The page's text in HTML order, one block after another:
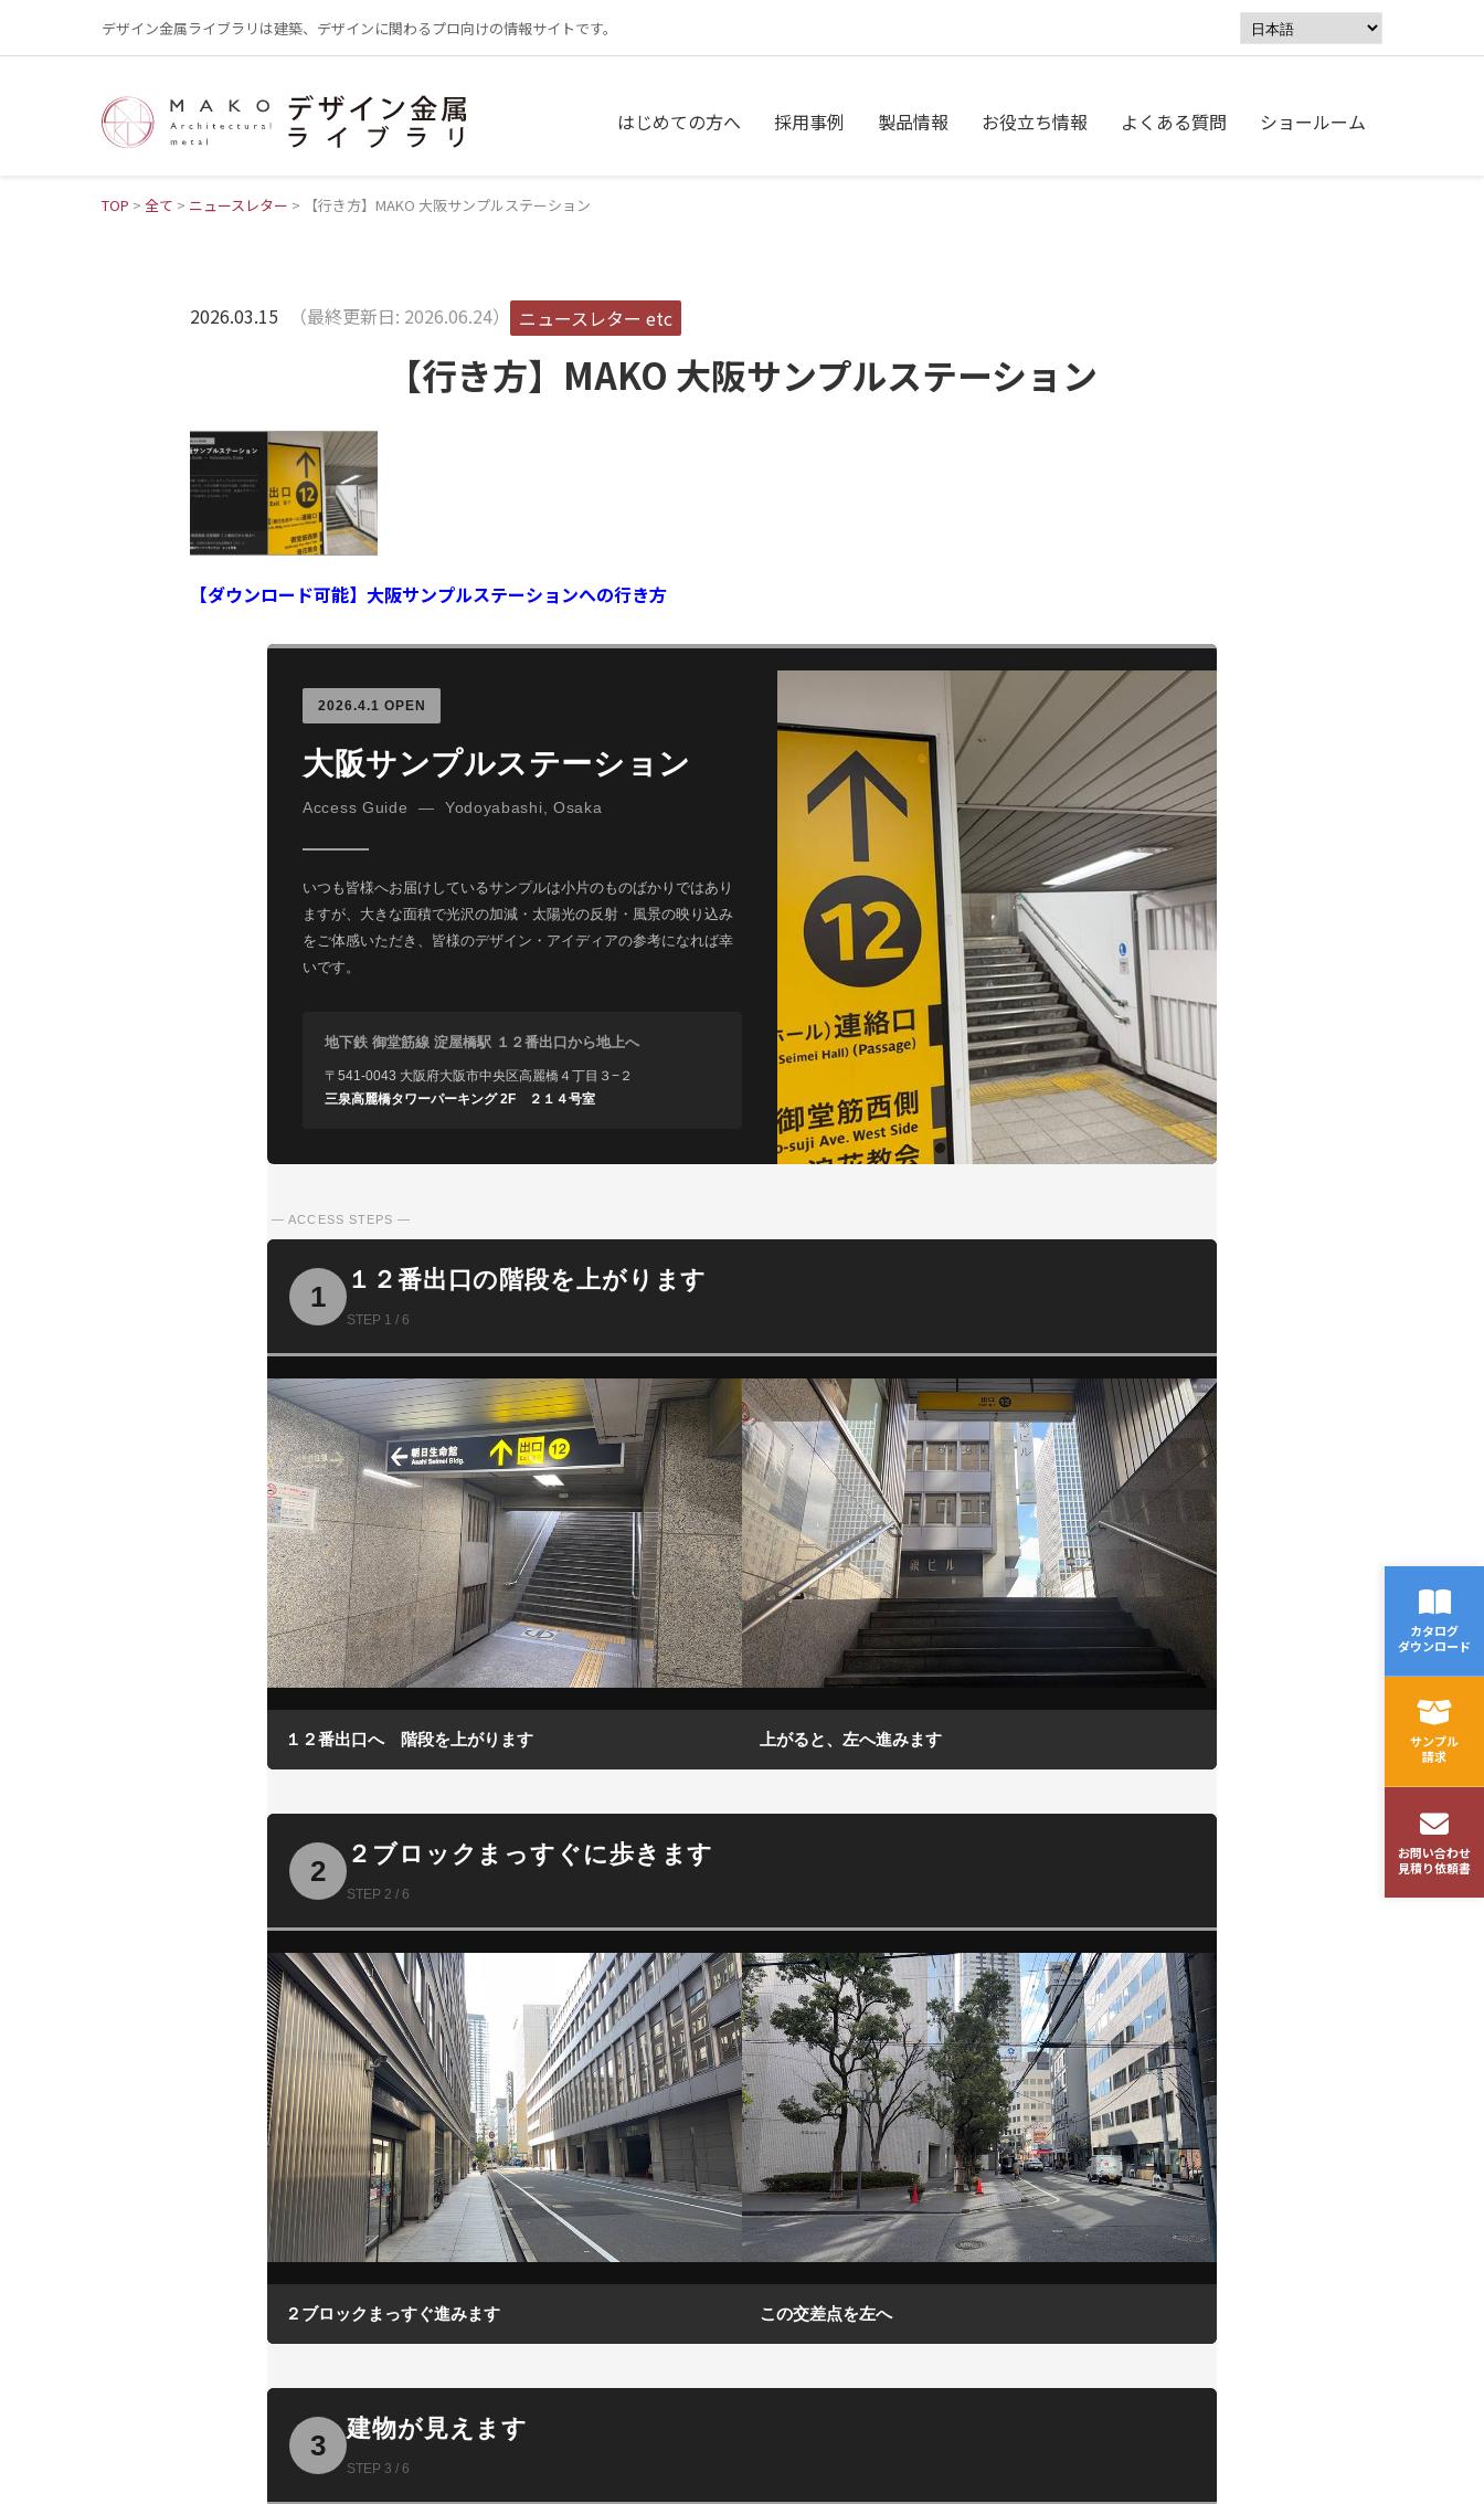
デザイン金属ライブラリは建築、デザインに関わるプロ向けの情報サイトです。
はじめての方へ 採用事例 製品情報 お役立ち情報 よくある質問 ショールーム
TOP > 全て > ニュースレター > 【行き方】MAKO 大阪サンプルステーション
2026.03.15 （最終更新日: 2026.06.24） ニュースレター etc
【行き方】MAKO 大阪サンプルステーション
【ダウンロード可能】大阪サンプルステーションへの行き方
2026.4.1 OPEN
大阪サンプルステーション
Access Guide — Yodoyabashi, Osaka
いつも皆様へお届けしているサンプルは小片のものばかりではあり
ますが、大きな面積で光沢の加減・太陽光の反射・風景の映り込み
をご体感いただき、皆様のデザイン・アイディアの参考になれば幸
いです。
地下鉄 御堂筋線 淀屋橋駅 １２番出口から地上へ
〒541-0043 大阪府大阪市中央区高麗橋４丁目３−２
三泉高麗橋タワーパーキング 2F ２１４号室
— ACCESS STEPS —
1 １２番出口の階段を上がります
STEP 1 / 6
１２番出口へ 階段を上がります 上がると、左へ進みます
2 ２ブロックまっすぐに歩きます
STEP 2 / 6
２ブロックまっすぐ進みます この交差点を左へ
3 建物が見えます
STEP 3 / 6
カタログ
ダウンロード
サンプル
請求
お問い合わせ
見積り依頼書